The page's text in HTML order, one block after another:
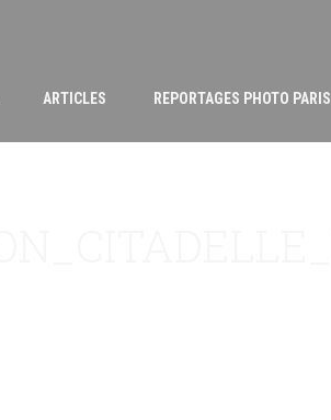
ARTICLES REPORTAGES PHOTO PARIS